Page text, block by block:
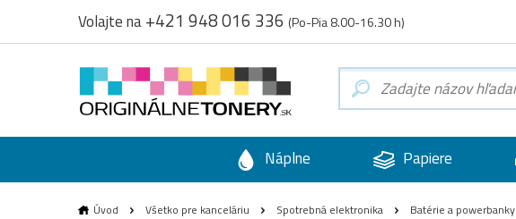
Volajte na+421 948 016 336 (Po-Pia 8.00-16.30 h)
Náplne Papiere
Úvod Všetko pre kanceláriu Spotrebná elektronika Batérie a powerbanky